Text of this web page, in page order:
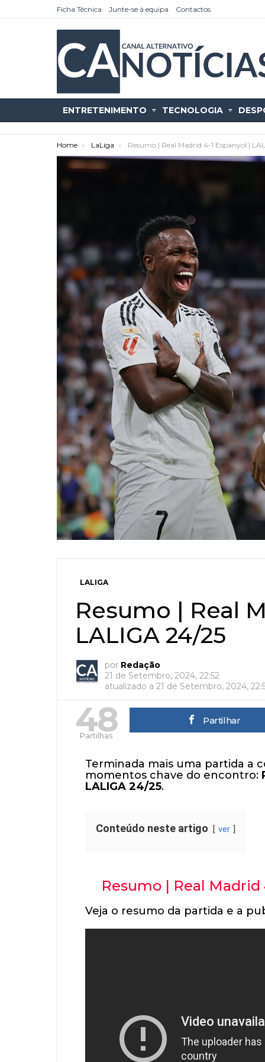
Ficha Técnica Junte-se à equipa Contactos
ENTRETENIMENTO TECNOLOGIA
You are here:
Home LaLiga Resumo | Real Madrid 4-1 Espanyol |
LALIGA
Resumo | Real
LALIGA 24/25
por Redação
21 de Setembro, 2024, 22:52
atualizado a 21 de Setembro, 2024,
48
Partilhas
Partilhar
Terminada mais uma partida a
momentos chave do encontro:
LALIGA 24/25.
Conteúdo neste artigo ver
Resumo | Real Madrid
Veja o resumo da partida e a